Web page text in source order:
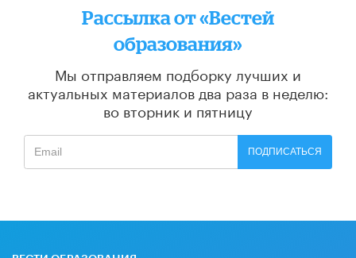
Рассылка от «Вестей
образования»
Мы отправляем подборку лучших и
актуальных материалов два раза в неделю:
во вторник и пятницу
ПОДПИСАТЬСЯ